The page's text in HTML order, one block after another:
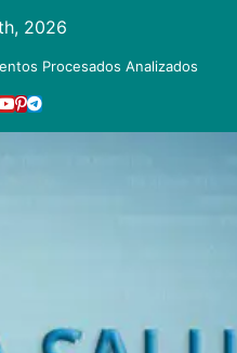
2026
Procesados Analizados